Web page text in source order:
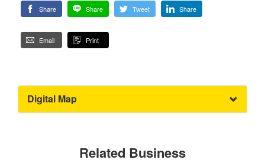
Share Share Tweet Share
Email Print
Digital Map
Related Business